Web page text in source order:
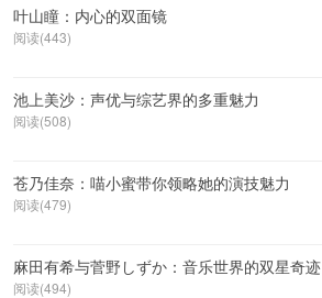
叶山瞳：内心的双面镜
阅读(443)
池上美沙：声优与综艺界的多重魅力
阅读(508)
苍乃佳奈：喵小蜜带你领略她的演技魅力
阅读(479)
麻田有希与菅野しずか：音乐世界的双星奇迹
阅读(494)